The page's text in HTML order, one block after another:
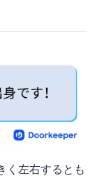
く左右するとも